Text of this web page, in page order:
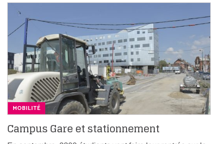
MOBILITÉ
Campus Gare et stationnement